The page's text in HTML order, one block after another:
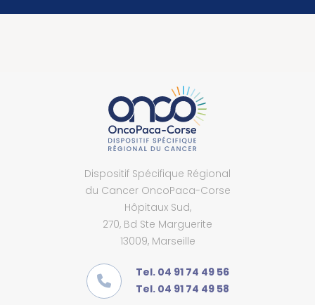
Dispositif Spécifique Régional
du Cancer OncoPaca-Corse
Hôpitaux Sud,
270, Bd Ste Marguerite
13009, Marseille
Tel. 04 91 74 49 56
Tel. 04 91 74 49 58